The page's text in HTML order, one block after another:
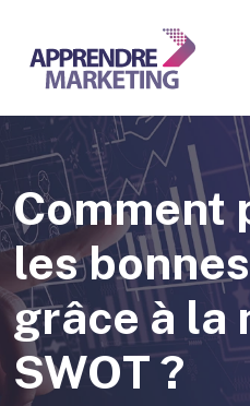
Comment
les
grâce à la
SWOT ?